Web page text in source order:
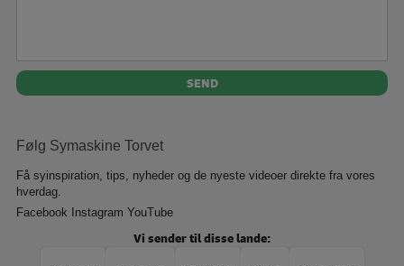
Følg Symaskine Torvet
Få syinspiration, tips, nyheder og de nyeste videoer direkte fra vores
hverdag.
Facebook
Instagram YouTube
Vi sender til disse lande: